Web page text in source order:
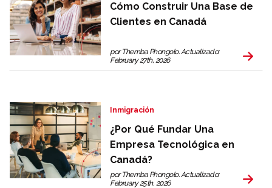
Cómo Construir Una Base de
Clientes en Canadá
por Themba Phongolo. Actualizado:
February 27th, 2026
Inmigración
¿Por Qué Fundar Una
Empresa Tecnológica en
Canadá?
por Themba Phongolo. Actualizado:
February 25th, 2026